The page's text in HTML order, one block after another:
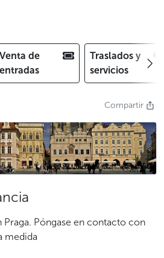
Venta de
entradas
Traslados y
servicios
Compartir
Praga. Póngase en contacto con
medida